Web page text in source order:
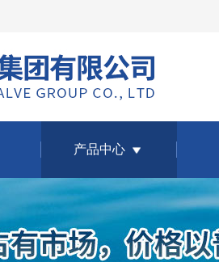
产品中心